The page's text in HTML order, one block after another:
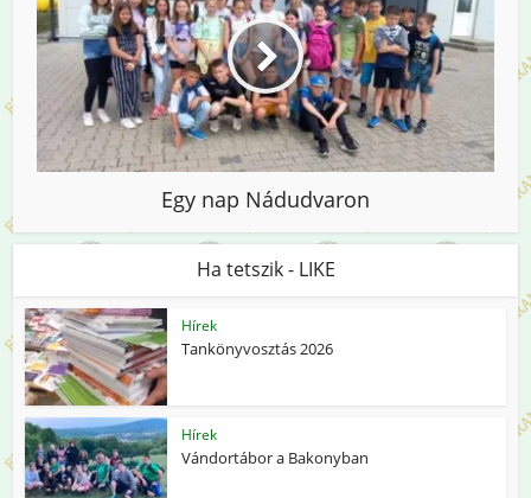
Egy nap Nádudvaron
Ha tetszik - LIKE
Hírek
Tankönyvosztás 2026
Hírek
Vándortábor a Bakonyban